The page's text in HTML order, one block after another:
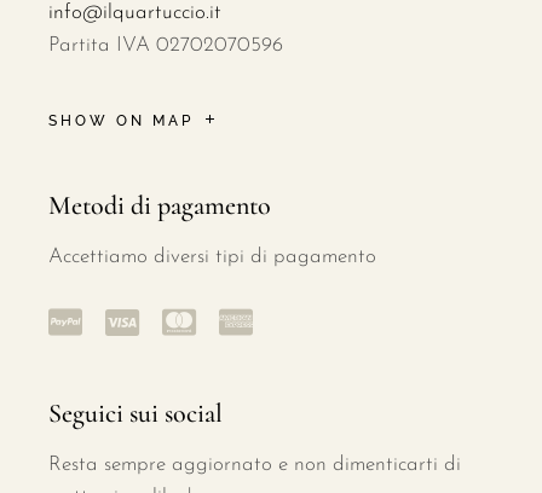
info@ilquartuccio.it
Partita IVA 02702070596
SHOW ON MAP
Metodi di pagamento
Accettiamo diversi tipi di pagamento
Seguici sui social
Resta sempre aggiornato e non dimenticarti di